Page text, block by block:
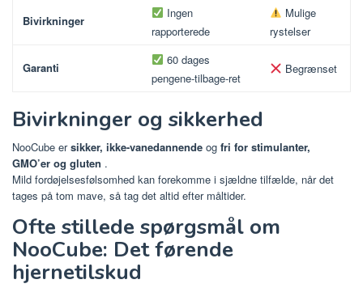
Bivirkninger
Ingen
rapporterede
Mulige
rystelser
Garanti
60 dages
pengene-tilbage-ret
Begrænset
Bivirkninger og sikkerhed
NooCube ersikker, ikke-vanedannende og fri for stimulanter,
GMO’er og gluten .
Mild fordøjelsesfølsomhed kan forekomme i sjældne tilfælde, når det
tages på tom mave, så tag det altid efter måltider.
Ofte stillede spørgsmål om
NooCube: Det førende
hjernetilskud